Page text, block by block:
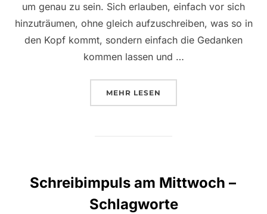
um genau zu sein. Sich erlauben, einfach vor sich
hinzuträumen, ohne gleich aufzuschreiben, was so in
den Kopf kommt, sondern einfach die Gedanken
kommen lassen und …
MEHR ÜBER „SCHREIBIMPULS AM
LESEN
Schreibimpuls am Mittwoch –
Schlagworte